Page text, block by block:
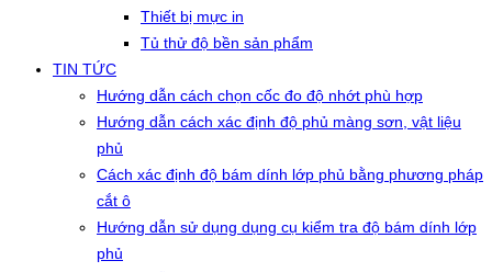
Thiết bị mực in
Tủ thử độ bền sản phẩm
TIN TỨC
Hướng dẫn cách chọn cốc đo độ nhớt phù hợp
Hướng dẫn cách xác định độ phủ màng sơn, vật liệu
phủ
Cách xác định độ bám dính lớp phủ bằng phương pháp
cắt ô
Hướng dẫn sử dụng dụng cụ kiểm tra độ bám dính lớp
phủ